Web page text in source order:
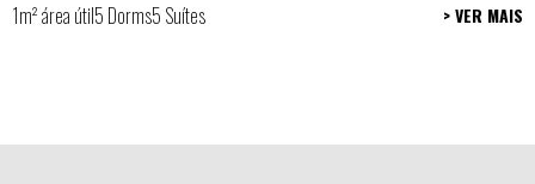
1m² área útil5 Dorms5 Suítes > VER MAIS